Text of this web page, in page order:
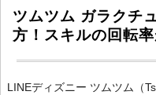
ツムツム ガラクチ
方！スキルの回転率
LINEディズニー ツムツム（